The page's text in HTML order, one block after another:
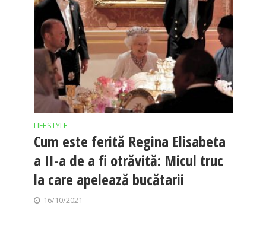
LIFESTYLE
Cum este ferită Regina Elisabeta
a II-a de a fi otrăvită: Micul truc
la care apelează bucătarii
16/10/2021